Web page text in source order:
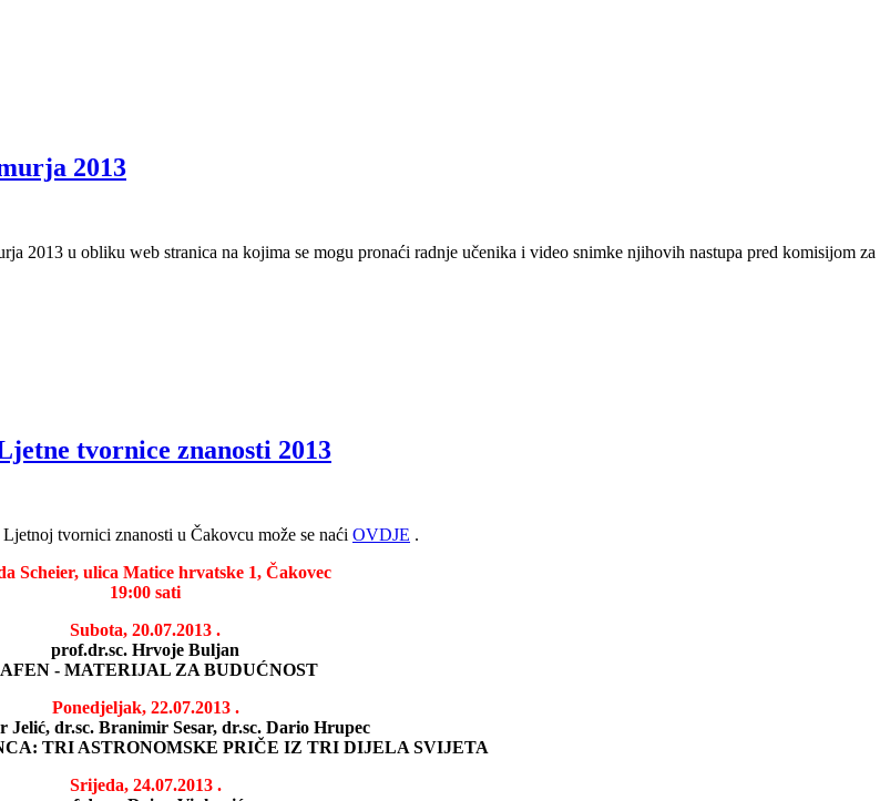
2013
2013 u obliku web stranica na kojima se mogu pronaći radnje učenika i video snimke njihovih nastupa pred komisijom za
tvornice znanosti 2013
tvornici znanosti u Čakovcu može se naći OVDJE .
Scheier, ulica Matice hrvatske 1, Čakovec
19:00 sati
Subota, 20.07.2013 .
prof.dr.sc. Hrvoje Buljan
- MATERIJAL ZA BUDUĆNOST
Ponedjeljak, 22.07.2013 .
Jelić, dr.sc. Branimir Sesar, dr.sc. Dario Hrupec
TRI ASTRONOMSKE PRIČE IZ TRI DIJELA SVIJETA
Srijeda, 24.07.2013 .